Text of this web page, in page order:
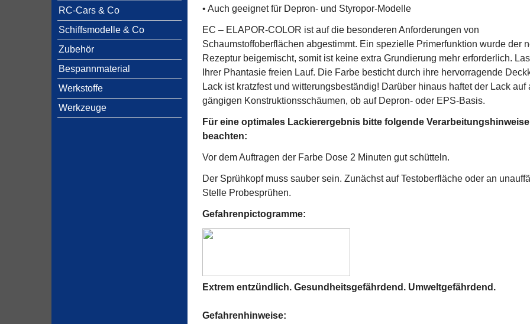
RC-Cars & Co
Schiffsmodelle & Co
Zubehör
Bespannmaterial
Werkstoffe
Werkzeuge
• Auch geeignet für Depron- und Styropor-Modelle
EC – ELAPOR-COLOR ist auf die besonderen Anforderungen von
Schaumstoffoberflächen abgestimmt. Ein spezielle Primerfunktion wurde der
Rezeptur beigemischt, somit ist keine extra Grundierung mehr erforderlich.
Ihrer Phantasie freien Lauf. Die Farbe besticht durch ihre hervorragende
Lack ist kratzfest und witterungsbeständig! Darüber hinaus haftet der Lack auf
gängigen Konstruktionsschäumen, ob auf Depron- oder EPS-Basis.
Für eine optimales Lackierergebnis bitte folgende Verarbeitungshinweise
beachten:
Vor dem Auftragen der Farbe Dose 2 Minuten gut schütteln.
Der Sprühkopf muss sauber sein. Zunächst auf Testoberfläche oder an
Stelle Probesprühen.
Gefahrenpictogramme:
Extrem entzündlich. Gesundheitsgefährdend. Umweltgefährdend.
Gefahrenhinweise: